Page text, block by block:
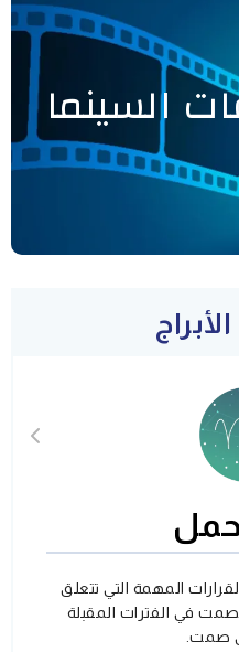
السينما
المهمة التي تتعلق
في الفترات المقبلة
صمت.